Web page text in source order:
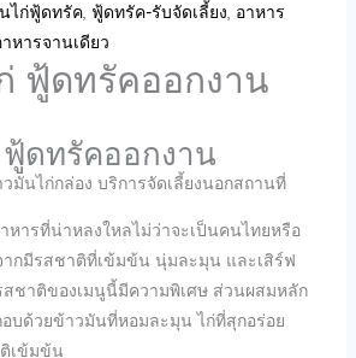
ไก่ฟู้ดทรัค, ฟู้ดทรัค-รับจัดเลี้ยง อาหาร
าหารจานเดียว
ฟู้ดทรัคออกงาน
ดทรัคออกงาน
มันไก่กล่อง บริการจัดเลี้ยงนอกสถานที่
หารที่น่าหลงใหลไม่ว่าจะเป็นคนไทยหรือ
ากมีรสชาติที่เข้มข้น นุ่มละมุน และเสิร์ฟ
ชาติของเมนูนี้มีความพิเศษ ส่วนผสมหลัก
บด้วยข้าวมันที่หอมละมุน ไก่ที่สุกอร่อย
เข้มข้น